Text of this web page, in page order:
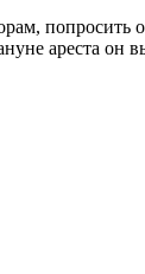
попросить
ареста он